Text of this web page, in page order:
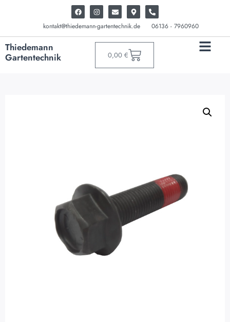
kontakt@thiedemann-gartentechnik.de 06136 - 7960960
Thiedemann
Gartentechnik
0,00 €